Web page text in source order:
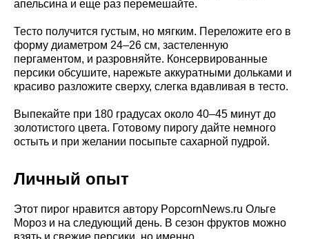
апельсина и еще раз перемешайте.
Тесто получится густым, но мягким. Переложите его в
форму диаметром 24–26 см, застеленную
пергаментом, и разровняйте. Консервированные
персики обсушите, нарежьте аккуратными дольками и
красиво разложите сверху, слегка вдавливая в тесто.
Выпекайте при 180 градусах около 40–45 минут до
золотистого цвета. Готовому пирогу дайте немного
остыть и при желании посыпьте сахарной пудрой.
Личный опыт
Этот пирог нравится автору PopcornNews.ru Ольге
Мороз и на следующий день. В сезон фруктов можно